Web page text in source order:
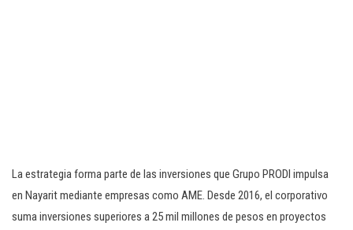
La estrategia forma parte de las inversiones que Grupo PRODI impulsa
en Nayarit mediante empresas como AME. Desde 2016, el corporativo
suma inversiones superiores a 25 mil millones de pesos en proyectos